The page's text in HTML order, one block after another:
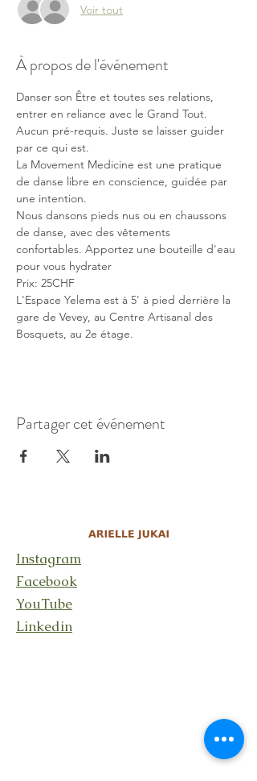
Voir tout
À propos de l'événement
Danser son Être et toutes ses relations,
entrer en reliance avec le Grand Tout.
Aucun pré-requis. Juste se laisser guider
par ce qui est.
La Movement Medicine est une pratique
de danse libre en conscience, guidée par
une intention.
Nous dansons pieds nus ou en chaussons
de danse, avec des vêtements
confortables. Apportez une bouteille d'eau
pour vous hydrater
Prix: 25CHF
L'Espace Yelema est à 5' à pied derrière la
gare de Vevey, au Centre Artisanal des
Bosquets, au 2e étage.
Partager cet événement
Instagram
Facebook
YouTube
Linkedin